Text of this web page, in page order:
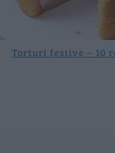
Torturi festive – 10